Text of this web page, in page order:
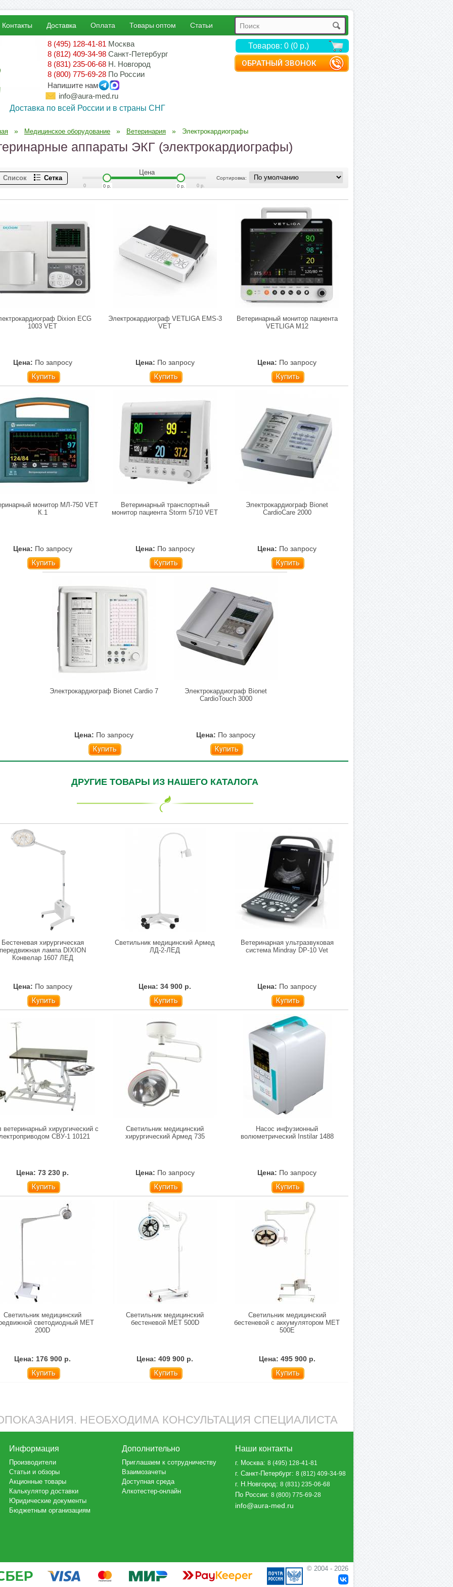
ОБРАТНЫЙ ЗВОНОК
Контакты Доставка Оплата Товары оптом Статьи
8 (495) 128-41-81 Москва
8 (812) 409-34-98 Санкт-Петербург
8 (831) 235-06-68 Н. Новгород
8 (800) 775-69-28 По России
Напишите нам
info@aura-med.ru
Доставка по всей России и в страны СНГ
Товаров: 0 (0 р.)
» Медицинское оборудование » Ветеринария » Электрокардиографы
аппараты ЭКГ (электрокардиографы)
Список Сетка Сортировка:
Цена
0 0 р.
0р. 0 р.
Dixion ECG
1003 VET
Цена: По запросу
Купить
Электрокардиограф VETLIGA EMS-3
VET
Цена: По запросу
Купить
Ветеринарный монитор пациента
VETLIGA M12
Цена: По запросу
Купить
монитор МЛ-750 VET
К.1
Цена: По запросу
Купить
Ветеринарный транспортный
монитор пациента Storm 5710 VET
Цена: По запросу
Купить
Электрокардиограф Bionet
CardioCare 2000
Цена: По запросу
Купить
Электрокардиограф Bionet Cardio 7
Цена: По запросу
Купить
Электрокардиограф Bionet
CardioTouch 3000
Цена: По запросу
Купить
ДРУГИЕ ТОВАРЫ ИЗ НАШЕГО КАТАЛОГА
Бестеневая хирургическая
лампа DIXION
Конвелар 1607 ЛЕД
Цена: По запросу
Купить
Светильник медицинский Армед
ЛД-2-ЛЕД
Цена: 34 900 р.
Купить
Ветеринарная ультразвуковая
система Mindray DP-10 Vet
Цена: По запросу
Купить
ветеринарный хирургический с
СВУ-1 10121
Цена: 73 230 р.
Купить
Светильник медицинский
хирургический Армед 735
Цена: По запросу
Купить
Насос инфузионный
волюметрический Instilar 1488
Цена: По запросу
Купить
Светильник медицинский
светодиодный МЕТ
200D
Цена: 176 900 р.
Купить
Светильник медицинский
бестеневой МЕТ 500D
Цена: 409 900 р.
Купить
Светильник медицинский
бестеневой с аккумулятором МЕТ
500E
Цена: 495 900 р.
Купить
НЕОБХОДИМА КОНСУЛЬТАЦИЯ СПЕЦИАЛИСТА
Информация
Производители
Статьи и обзоры
Акционные товары
Калькулятор доставки
Юридические документы
Бюджетным организациям
Дополнительно
Приглашаем к сотрудничеству
Взаимозачеты
Доступная среда
Алкотестер-онлайн
Наши контакты
г. Москва:8 (495) 128-41-81
г. Санкт-Петербург:8 (812) 409-34-98
г. Н.Новгород:8 (831) 235-06-68
По России:8 (800) 775-69-28
info@aura-med.ru
© 2004 - 2026